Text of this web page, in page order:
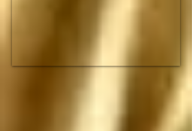
ESTADOUNIDENSE
no durará ni una
fracción de lo que duró
el imperio romano